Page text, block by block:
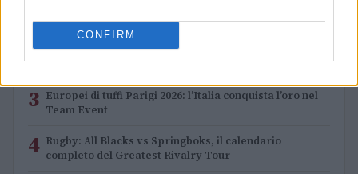
CONFIRM
1
palinsesto sportivo del 3 agosto
2 Lara Gut: stipendio e patrimonio della sciatrice
3 Europei di tuffi Parigi 2026: l’Italia conquista l’oro nel
Team Event
4 Rugby: All Blacks vs Springboks, il calendario
completo del Greatest Rivalry Tour